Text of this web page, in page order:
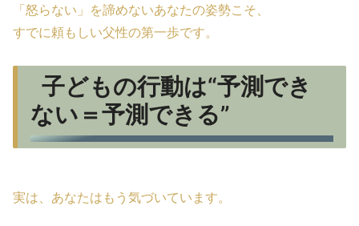
「怒らない」を諦めないあなたの姿勢こそ、
すでに頼もしい父性の第一歩です。
子どもの行動は“予測でき
ない＝予測できる”
実は、あなたはもう気づいています。